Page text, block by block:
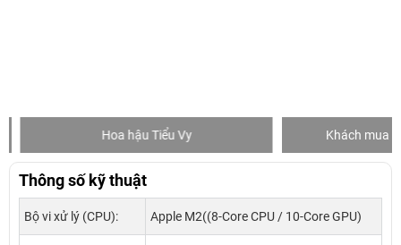
Hoa hậu Tiểu Vy Khách mua
Thông số kỹ thuật
Bộ vi xử lý (CPU): Apple M2((8-Core CPU / 10-Core GPU)